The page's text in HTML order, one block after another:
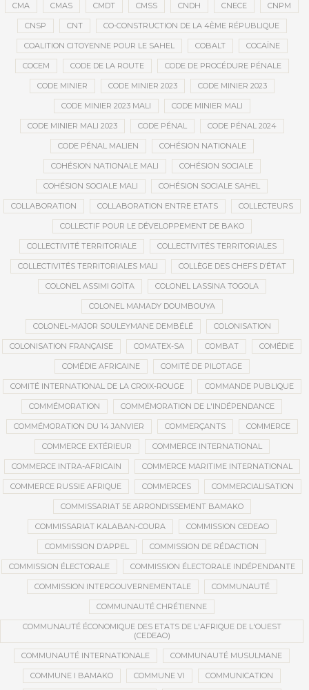
CMA CMAS CMDT CMSS CNDH CNECE CNPM
CNSP CNT CO-CONSTRUCTION DE LA 4ÈME RÉPUBLIQUE
COALITION CITOYENNE POUR LE SAHEL COBALT COCAÏNE
COCEM CODE DE LA ROUTE CODE DE PROCÉDURE PÉNALE
CODE MINIER CODE MINIER 2023 CODE MINIER 2023
CODE MINIER 2023 MALI CODE MINIER MALI
CODE MINIER MALI 2023 CODE PÉNAL CODE PÉNAL 2024
CODE PÉNAL MALIEN COHÉSION NATIONALE
COHÉSION NATIONALE MALI COHÉSION SOCIALE
COHÉSION SOCIALE MALI COHÉSION SOCIALE SAHEL
COLLABORATION COLLABORATION ENTRE ETATS COLLECTEURS
COLLECTIF POUR LE DÉVELOPPEMENT DE BAKO
COLLECTIVITÉ TERRITORIALE COLLECTIVITÉS TERRITORIALES
COLLECTIVITÉS TERRITORIALES MALI COLLÈGE DES CHEFS D’ÉTAT
COLONEL ASSIMI GOÏTA COLONEL LASSINA TOGOLA
COLONEL MAMADY DOUMBOUYA
COLONEL-MAJOR SOULEYMANE DEMBÉLÉ COLONISATION
COLONISATION FRANÇAISE COMATEX-SA COMBAT COMÉDIE
COMÉDIE AFRICAINE COMITÉ DE PILOTAGE
COMITÉ INTERNATIONAL DE LA CROIX-ROUGE COMMANDE PUBLIQUE
COMMÉMORATION COMMÉMORATION DE L'INDÉPENDANCE
COMMÉMORATION DU 14 JANVIER COMMERÇANTS COMMERCE
COMMERCE EXTÉRIEUR COMMERCE INTERNATIONAL
COMMERCE INTRA-AFRICAIN COMMERCE MARITIME INTERNATIONAL
COMMERCE RUSSIE AFRIQUE COMMERCES COMMERCIALISATION
COMMISSARIAT 5E ARRONDISSEMENT BAMAKO
COMMISSARIAT KALABAN-COURA COMMISSION CEDEAO
COMMISSION D’APPEL COMMISSION DE RÉDACTION
COMMISSION ÉLECTORALE COMMISSION ÉLECTORALE INDÉPENDANTE
COMMISSION INTERGOUVERNEMENTALE COMMUNAUTÉ
COMMUNAUTÉ CHRÉTIENNE
COMMUNAUTÉ ÉCONOMIQUE DES ETATS DE L'AFRIQUE DE L'OUEST
(CEDEAO)
COMMUNAUTÉ INTERNATIONALE COMMUNAUTÉ MUSULMANE
COMMUNE I BAMAKO COMMUNE VI COMMUNICATION